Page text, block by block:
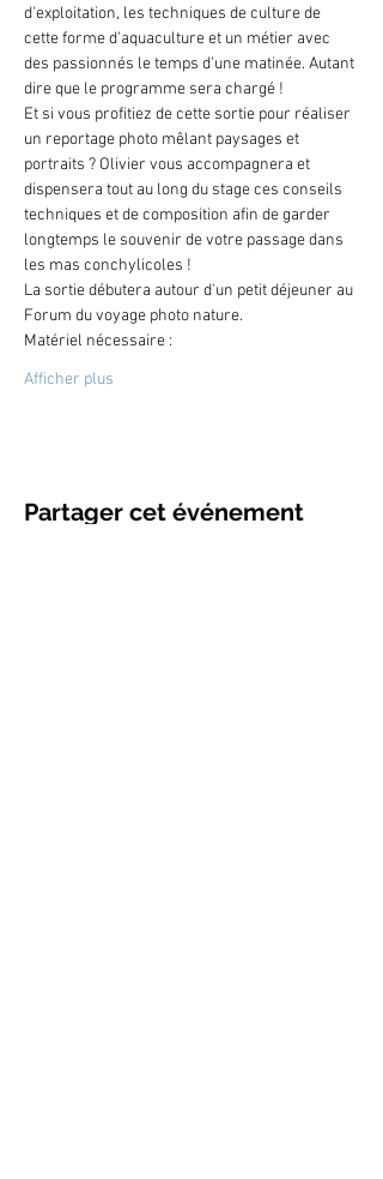
d'exploitation, les techniques de culture de
cette forme d'aquaculture et un métier avec
des passionnés le temps d'une matinée. Autant
dire que le programme sera chargé !
Et si vous profitiez de cette sortie pour réaliser
un reportage photo mêlant paysages et
portraits ? Olivier vous accompagnera et
dispensera tout au long du stage ces conseils
techniques et de composition afin de garder
longtemps le souvenir de votre passage dans
les mas conchylicoles !
La sortie débutera autour d'un petit déjeuner au
Forum du voyage photo nature.
Matériel nécessaire :
Afficher plus
Partager cet événement